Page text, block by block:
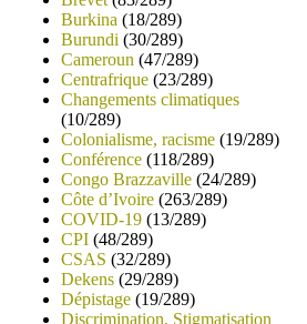
Burkina (18/289)
Burundi (30/289)
Cameroun (47/289)
Centrafrique (23/289)
Changements climatiques
(10/289)
Colonialisme, racisme (19/289)
Conférence (118/289)
Congo Brazzaville (24/289)
Côte d’Ivoire (263/289)
COVID-19 (13/289)
CPI (48/289)
CSAS (32/289)
Dekens (29/289)
Dépistage (19/289)
Discrimination, Stigmatisation